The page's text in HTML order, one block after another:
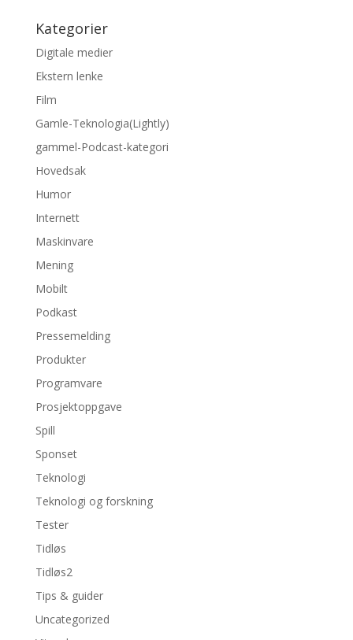
Kategorier
Digitale medier
Ekstern lenke
Film
Gamle-Teknologia(Lightly)
gammel-Podcast-kategori
Hovedsak
Humor
Internett
Maskinvare
Mening
Mobilt
Podkast
Pressemelding
Produkter
Programvare
Prosjektoppgave
Spill
Sponset
Teknologi
Teknologi og forskning
Tester
Tidløs
Tidløs2
Tips & guider
Uncategorized